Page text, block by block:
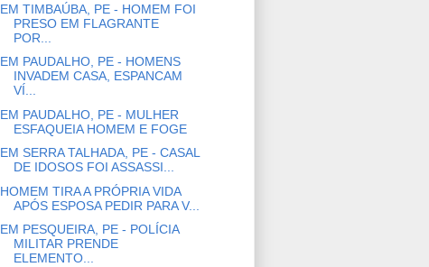
EM TIMBAÚBA, PE - HOMEM FOI
PRESO EM FLAGRANTE
POR...
EM PAUDALHO, PE - HOMENS
INVADEM CASA, ESPANCAM
VÍ...
EM PAUDALHO, PE - MULHER
ESFAQUEIA HOMEM E FOGE
EM SERRA TALHADA, PE - CASAL
DE IDOSOS FOI ASSASSI...
HOMEM TIRA A PRÓPRIA VIDA
APÓS ESPOSA PEDIR PARA V...
EM PESQUEIRA, PE - POLÍCIA
MILITAR PRENDE
ELEMENTO...